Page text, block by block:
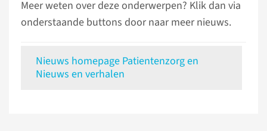
Meer weten over deze onderwerpen? Klik dan via
onderstaande buttons door naar meer nieuws.
Nieuws homepage Patientenzorg en
Nieuws en verhalen